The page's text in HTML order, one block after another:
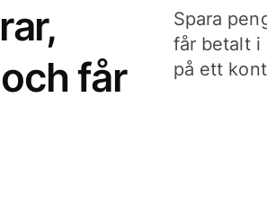
får
Spara
får betalt i
på ett